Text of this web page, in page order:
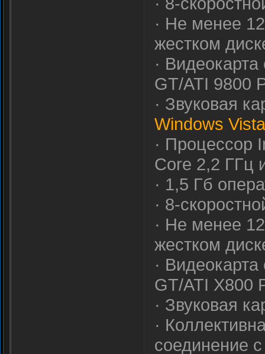
· Не менее
жестком
·
GT/ATI 9800
· Звуковая
Windows
· Процессор
Core 2,2 ГГц
· 1,5 Гб
· 8-
· Не менее
жестком
·
GT/ATI X800
· Звуковая
·
соединение